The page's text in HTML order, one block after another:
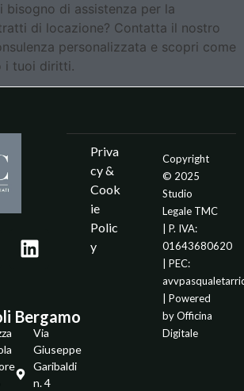
bisogno di assistenza per la
di locazione? Contatta il nostro
personalizzata e scopri come
i tuoi diritti.
Bergamo
Via
Giuseppe
Garibaldi
n. 4
Priva
cy &
Cook
ie
Polic
y
Copyright
© 2025
Studio
Legale TMC
| P. IVA:
01643680620
| PEC:
| Powered
byOfficina
Digitale